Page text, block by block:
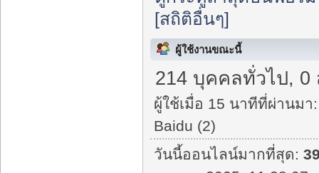
[สถิติอื่นๆ]
ผู้ใช้งานขณะนี้
214 บุคคลทั่วไป, 0
ผู้ใช้เมื่อ 15 นาทีที่ผ่านมา:
Baidu (2)
วันนี้ออนไลน์มากที่สุด: